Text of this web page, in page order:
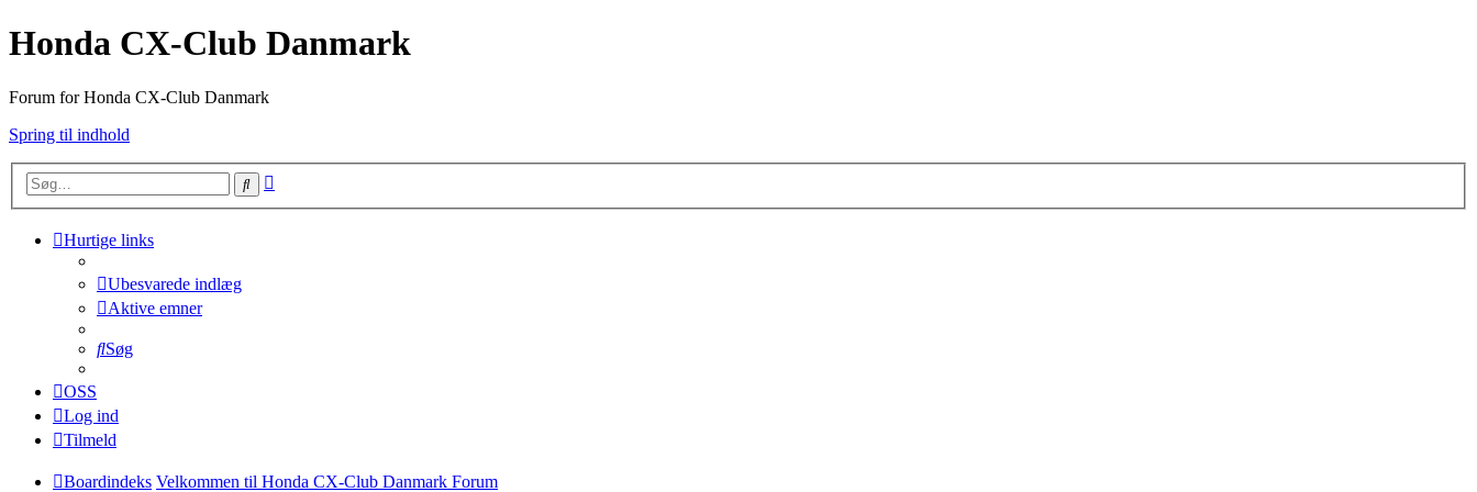
Honda CX-Club Danmark
Forum for Honda CX-Club Danmark
Spring til indhold
Søg
Hurtige links
Ubesvarede indlæg
Aktive emner
Søg
OSS
Log ind
Tilmeld
Boardindeks Velkommen til Honda CX-Club Danmark Forum